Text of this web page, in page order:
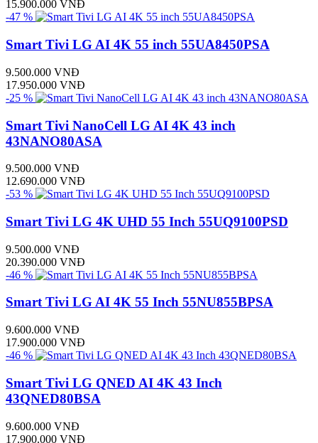
15.900.000 VNĐ
-47 %
Smart Tivi LG AI 4K 55 inch 55UA8450PSA
9.500.000 VNĐ
17.950.000 VNĐ
-25 %
Smart Tivi NanoCell LG AI 4K 43 inch
43NANO80ASA
9.500.000 VNĐ
12.690.000 VNĐ
-53 %
Smart Tivi LG 4K UHD 55 Inch 55UQ9100PSD
9.500.000 VNĐ
20.390.000 VNĐ
-46 %
Smart Tivi LG AI 4K 55 Inch 55NU855BPSA
9.600.000 VNĐ
17.900.000 VNĐ
-46 %
Smart Tivi LG QNED AI 4K 43 Inch
43QNED80BSA
9.600.000 VNĐ
17.900.000 VNĐ